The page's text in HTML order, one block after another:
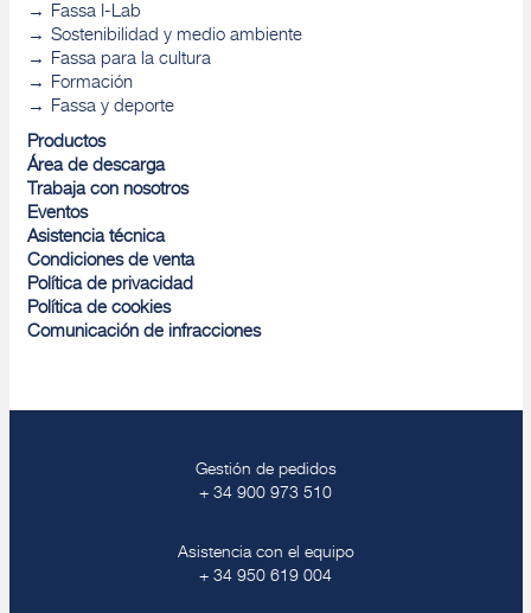
Fassa I-Lab
Sostenibilidad y medio ambiente
Fassa para la cultura
Formación
Fassa y deporte
Productos
Área de descarga
Trabaja con nosotros
Eventos
Asistencia técnica
Condiciones de venta
Política de privacidad
Política de cookies
Comunicación de infracciones
Gestión de pedidos
+ 34 900 973 510
Asistencia con el equipo
+ 34 950 619 004